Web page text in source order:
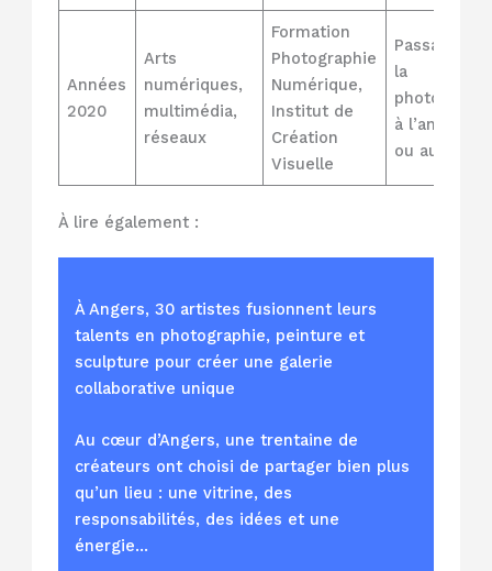
Années
2020
Arts
numériques,
multimédia,
réseaux
Formation
Photographie
Numérique,
Institut de
Création
Visuelle
Passage de
la
à
ou au web
À lire également :
À Angers, 30 artistes fusionnent leurs
talents en photographie, peinture et
sculpture pour créer une galerie
collaborative unique
Au cœur d’Angers, une trentaine de
créateurs ont choisi de partager bien plus
qu’un lieu : une vitrine, des
responsabilités, des idées et une
énergie…